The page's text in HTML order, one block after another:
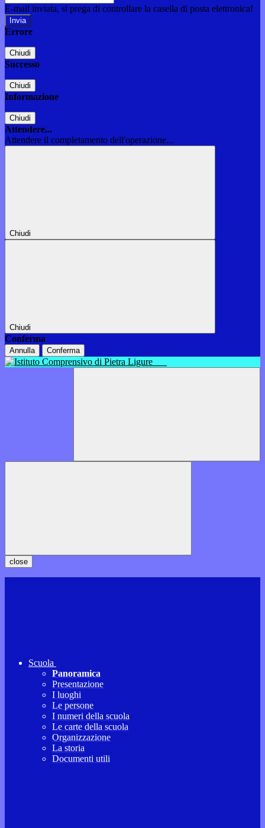
E-mail inviata, si prega di controllare la casella di posta elettronica!
Errore
Chiudi
Successo
Chiudi
Informazione
Chiudi
Attendere...
Attendere il completamento dell'operazione...
Chiudi
Chiudi
Conferma
Annulla Conferma
close
Scuola
Panoramica
Presentazione
I luoghi
Le persone
I numeri della scuola
Le carte della scuola
Organizzazione
La storia
Documenti utili